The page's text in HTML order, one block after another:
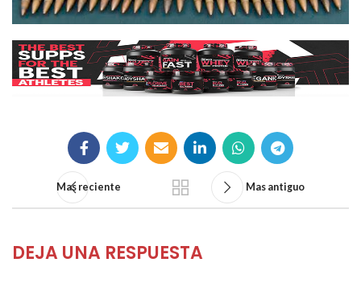
Mas reciente Mas antiguo
DEJA UNA RESPUESTA